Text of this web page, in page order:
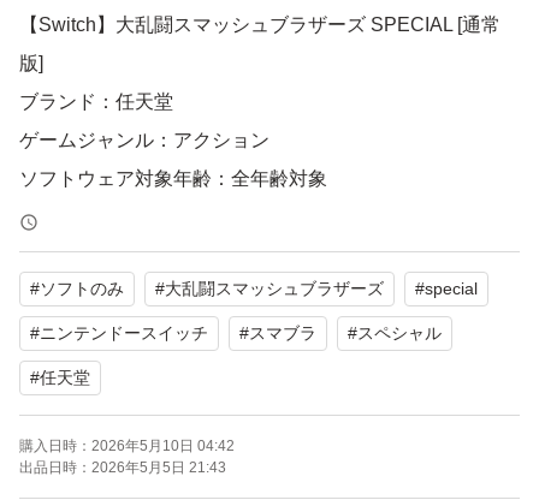
【Switch】大乱闘スマッシュブラザーズ SPECIAL [通常
版]
ブランド：任天堂
ゲームジャンル：アクション
ソフトウェア対象年齢：全年齢対象
パッケージ種類：通常版
オンライン：オンライン対応
プレイモード：TVモード対応 テーブルモード対応 携帯モ
ード対応
amiibo対応：amiibo対応
#ソフトのみ #大乱闘スマッシュブラザーズ #special
#ニンテンドースイッチ #スマブラ #スペシャル
#任天堂
購入日時： 2026年5月10日 04:42
出品日時： 2026年5月5日 21:43